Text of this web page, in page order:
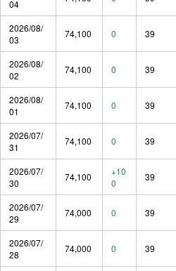
04
2026/08/
03
74,100 0 39
2026/08/
02
74,100 0 39
2026/08/
01
74,100 0 39
2026/07/
31
74,100 0 39
2026/07/
30
74,100
+10
0
39
2026/07/
29
74,000 0 39
2026/07/
28
74,000 0 39